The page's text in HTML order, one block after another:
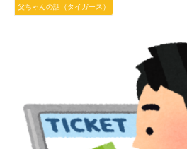
父ちゃんの話（タイガース）